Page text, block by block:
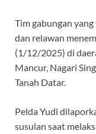
Tim gabungan
dan relawan
(1/12/2025) di
Mancur, Nagari
Tanah Datar.
Pelda Yudi
susulan saat